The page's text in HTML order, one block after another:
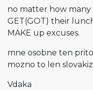
no matter how
GET(GOT) their
MAKE up excuses.
mne osobne ten
mozno to len
Vdaka